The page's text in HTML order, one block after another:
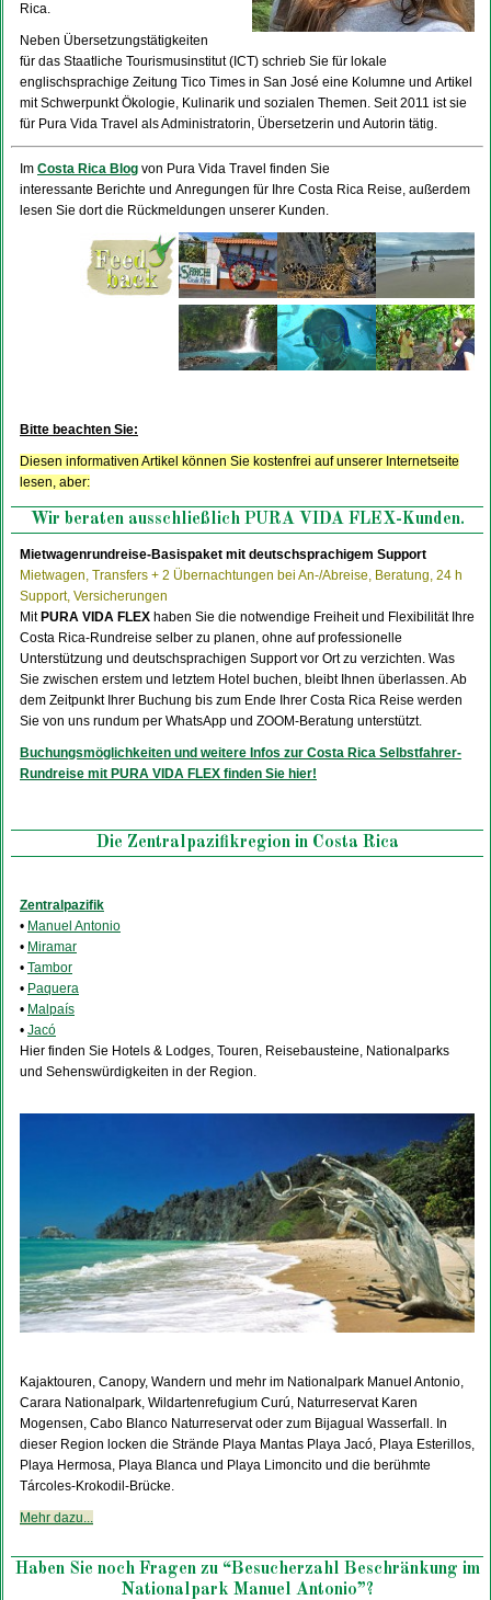
Rica.
Neben Übersetzungstätigkeiten
für das Staatliche Tourismusinstitut (ICT) schrieb Sie für lokale
englischsprachige Zeitung Tico Times in San José eine Kolumne und Artikel
mit Schwerpunkt Ökologie, Kulinarik und sozialen Themen. Seit 2011 ist sie
für Pura Vida Travel als Administratorin, Übersetzerin und Autorin tätig.
Im Costa Rica Blog von Pura Vida Travel finden Sie
interessante Berichte und Anregungen für Ihre Costa Rica Reise, außerdem
lesen Sie dort die Rückmeldungen unserer Kunden.
Bitte beachten Sie:
Diesen informativen Artikel können Sie kostenfrei auf unserer Internetseite
lesen, aber:
Wir beraten ausschließlich PURA VIDA FLEX-Kunden.
Mietwagenrundreise-Basispaket mit deutschsprachigem Support
Mietwagen, Transfers + 2 Übernachtungen bei An-/Abreise, Beratung, 24 h
Support, Versicherungen
Mit PURA VIDA FLEX haben Sie die notwendige Freiheit und Flexibilität Ihre
Costa Rica-Rundreise selber zu planen, ohne auf professionelle
Unterstützung und deutschsprachigen Support vor Ort zu verzichten. Was
Sie zwischen erstem und letztem Hotel buchen, bleibt Ihnen überlassen. Ab
dem Zeitpunkt Ihrer Buchung bis zum Ende Ihrer Costa Rica Reise werden
Sie von uns rundum per WhatsApp und ZOOM-Beratung unterstützt.
Buchungsmöglichkeiten und weitere Infos zur Costa Rica Selbstfahrer-
Rundreise mit PURA VIDA FLEX finden Sie hier!
Die Zentralpazifikregion in Costa Rica
Zentralpazifik
• Manuel Antonio
• Miramar
• Tambor
• Paquera
• Malpaís
• Jacó
Hier finden Sie Hotels & Lodges, Touren, Reisebausteine, Nationalparks
und Sehenswürdigkeiten in der Region.
Kajaktouren, Canopy, Wandern und mehr im Nationalpark Manuel Antonio,
Carara Nationalpark, Wildartenrefugium Curú, Naturreservat Karen
Mogensen, Cabo Blanco Naturreservat oder zum Bijagual Wasserfall. In
dieser Region locken die Strände Playa Mantas Playa Jacó, Playa Esterillos,
Playa Hermosa, Playa Blanca und Playa Limoncito und die berühmte
Tárcoles-Krokodil-Brücke.
Mehr dazu...
Haben Sie noch Fragen zu “Besucherzahl Beschränkung im
Nationalpark Manuel Antonio”?